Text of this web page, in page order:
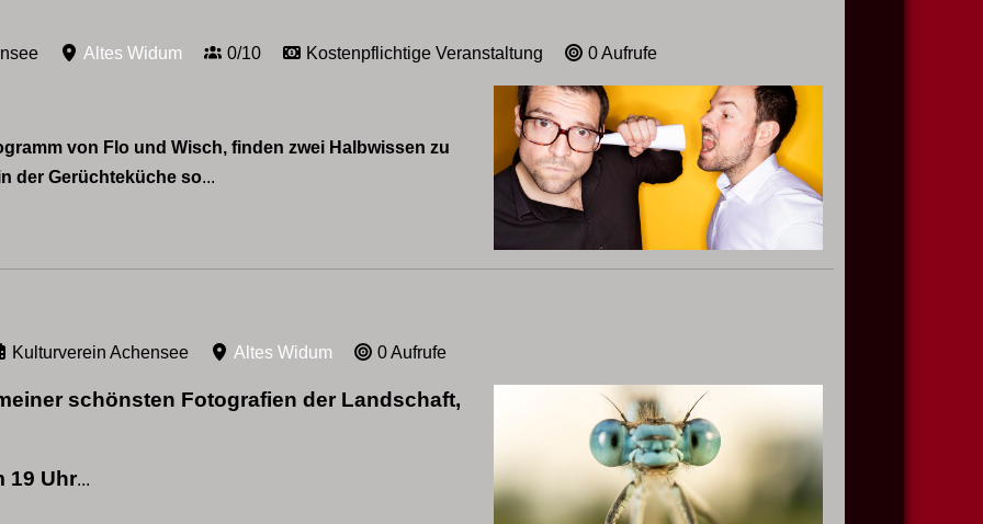
Altes Widum 0/10 Kostenpflichtige Veranstaltung 0 Aufrufe
von Flo und Wisch, finden zwei Halbwissen zu
der Gerüchteküche so...
Kulturverein Achensee Altes Widum 0 Aufrufe
schönsten Fotografien der Landschaft,
19 Uhr...